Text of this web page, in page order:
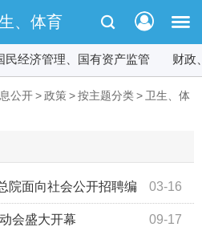
、体育
民经济管理、国有资产监管 财政
公开>政策>按主题分类> 卫生、体
03-16
院面向社会公开招聘编
09-17
会盛大开幕